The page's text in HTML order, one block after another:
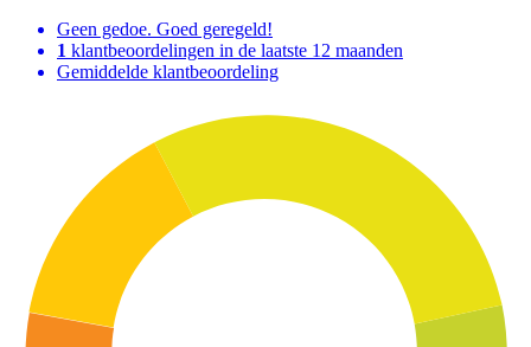
Geen gedoe. Goed geregeld!
1 klantbeoordelingen in de laatste 12 maanden
Gemiddelde klantbeoordeling